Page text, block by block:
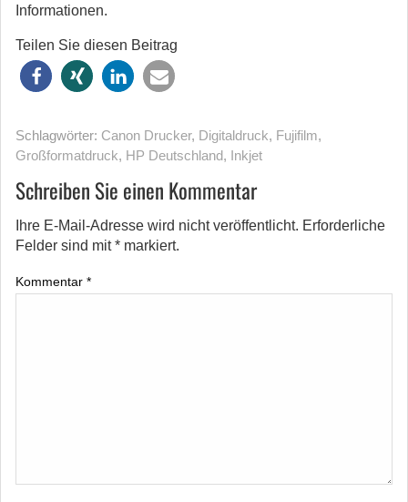
Informationen.
Teilen Sie diesen Beitrag
Schlagwörter: Canon Drucker, Digitaldruck, Fujifilm,
Großformatdruck, HP Deutschland, Inkjet
Schreiben Sie einen Kommentar
Ihre E-Mail-Adresse wird nicht veröffentlicht. Erforderliche
Felder sind mit* markiert.
Kommentar *